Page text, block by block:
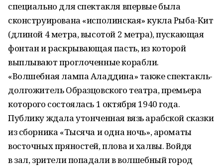
специально для спектакля впервые была
сконструирована «исполинская» кукла Рыба-Кит
(длиной 4 метра, высотой 2 метра), пускающая
фонтан и раскрывающая пасть, из которой
выплывают проглоченные корабли.
«Волшебная лампа Аладдина» также спектакль-
долгожитель Образцовского театра, премьера
которого состоялась 1 октября 1940 года.
Публику ждала утонченная вязь арабской сказки
из сборника «Тысяча и одна ночь», ароматы
восточных пряностей, плова и халвы. Войдя
в зал, зрители попадали в волшебный город